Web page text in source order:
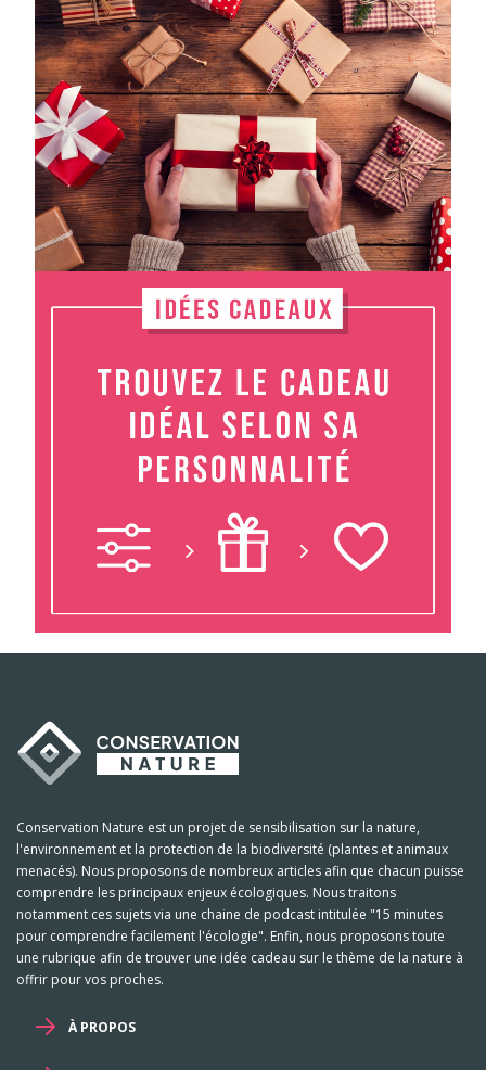
Conservation Nature est un projet de sensibilisation sur la nature,
l'environnement et la protection de la biodiversité (plantes et animaux
menacés). Nous proposons de nombreux articles afin que chacun puisse
comprendre les principaux enjeux écologiques. Nous traitons
notamment ces sujets via une chaine de podcast intitulée "15 minutes
pour comprendre facilement l'écologie". Enfin, nous proposons toute
une rubrique afin de trouver une idée cadeau sur le thème de la nature à
offrir pour vos proches.
À PROPOS